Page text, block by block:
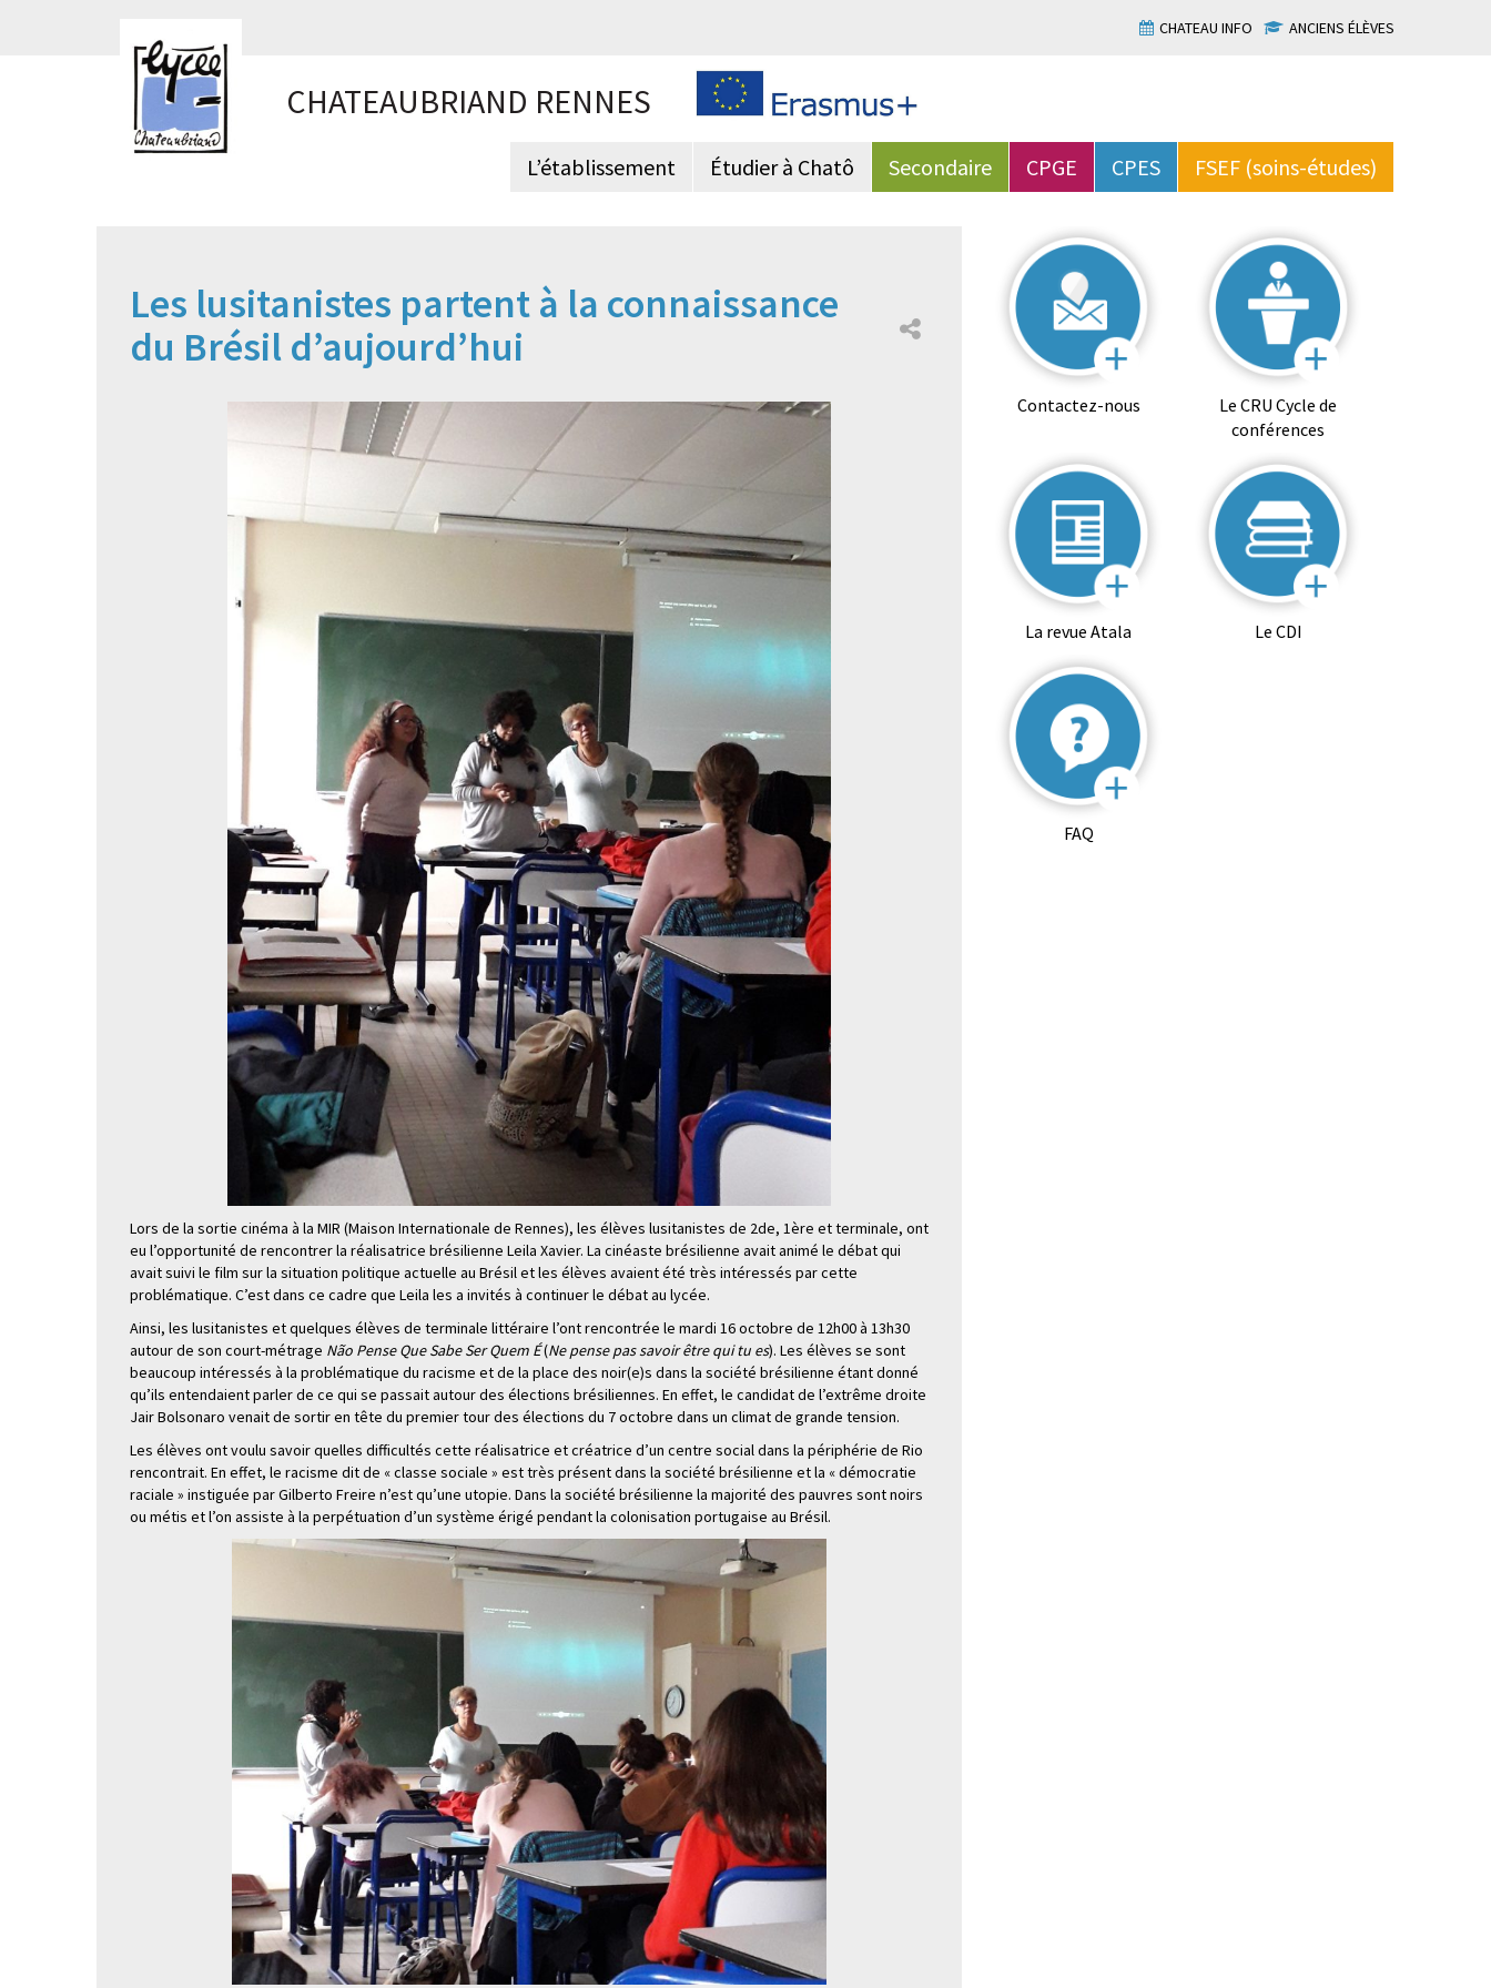
CHATEAU INFO ANCIENS ÉLÈVES
CHATEAUBRIAND RENNES
L’établissement Étudier à Chatô Secondaire CPGE CPES FSEF (soins-études)
Les lusitanistes partent à la connaissance
du Brésil d’aujourd’hui
Lors de la sortie cinéma à la MIR (Maison Internationale de Rennes), les élèves lusitanistes de 2de, 1ère et terminale, ont
eu l’opportunité de rencontrer la réalisatrice brésilienne Leila Xavier. La cinéaste brésilienne avait animé le débat qui
avait suivi le film sur la situation politique actuelle au Brésil et les élèves avaient été très intéressés par cette
problématique. C’est dans ce cadre que Leila les a invités à continuer le débat au lycée.
Ainsi, les lusitanistes et quelques élèves de terminale littéraire l’ont rencontrée le mardi 16 octobre de 12h00 à 13h30
autour de son court-métrage Não Pense Que Sabe Ser Quem É(Ne pense pas savoir être qui tu es). Les élèves se sont
beaucoup intéressés à la problématique du racisme et de la place des noir(e)s dans la société brésilienne étant donné
qu’ils entendaient parler de ce qui se passait autour des élections brésiliennes. En effet, le candidat de l’extrême droite
Jair Bolsonaro venait de sortir en tête du premier tour des élections du 7 octobre dans un climat de grande tension.
Les élèves ont voulu savoir quelles difficultés cette réalisatrice et créatrice d’un centre social dans la périphérie de Rio
rencontrait. En effet, le racisme dit de « classe sociale » est très présent dans la société brésilienne et la « démocratie
raciale » instiguée par Gilberto Freire n’est qu’une utopie. Dans la société brésilienne la majorité des pauvres sont noirs
ou métis et l’on assiste à la perpétuation d’un système érigé pendant la colonisation portugaise au Brésil.
Contactez-nous
Le CRU Cycle de
conférences
La revue Atala Le CDI
FAQ